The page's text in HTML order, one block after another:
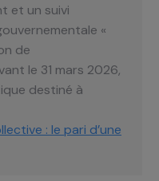
et un suivi
«
de
le 31 mars 2026,
destiné à
: le pari d’une